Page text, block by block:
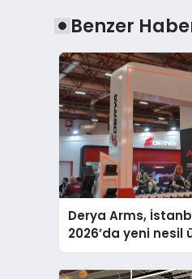
Benzer
Derya Arms,
2026’da yeni nesil
global marka
sergiledi